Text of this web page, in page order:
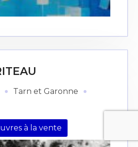
· Tarn et Garonne ·
à la vente